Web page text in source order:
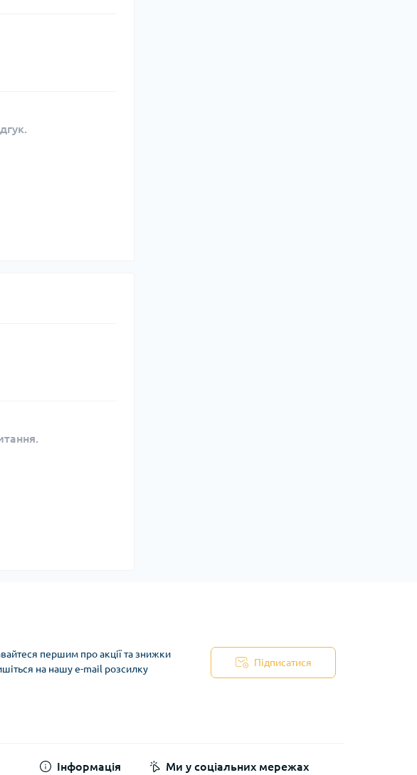
першим про акції та знижки
на нашу e-mail розсилку
Підписатися
Інформація Ми у соціальних мережах